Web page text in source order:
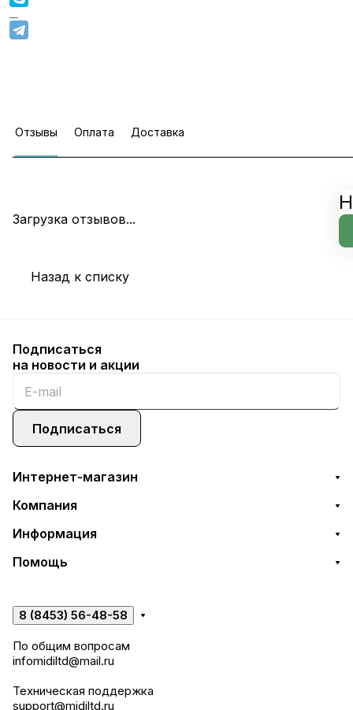
Отзывы Оплата Доставка
Загрузка отзывов...
Назад к списку
Подписаться
на новости и акции
Подписаться
Интернет-магазин
Компания
Информация
Помощь
8 (8453) 56-48-58
По общим вопросам
infomidiltd@mail.ru
Техническая поддержка
support@midiltd.ru